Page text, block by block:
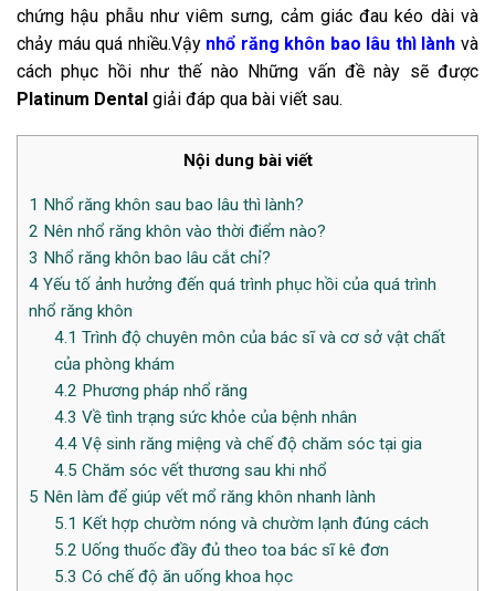
chứng hậu phẫu như viêm sưng, cảm giác đau kéo dài và
chảy máu quá nhiều.Vậy nhổ răng khôn bao lâu thì lành và
cách phục hồi như thế nào Những vấn đề này sẽ được
Platinum Dental giải đáp qua bài viết sau.
Nội dung bài viết
1 Nhổ răng khôn sau bao lâu thì lành?
2 Nên nhổ răng khôn vào thời điểm nào?
3 Nhổ răng khôn bao lâu cắt chỉ?
4 Yếu tố ảnh hưởng đến quá trình phục hồi của quá trình
nhổ răng khôn
4.1 Trình độ chuyên môn của bác sĩ và cơ sở vật chất
của phòng khám
4.2 Phương pháp nhổ răng
4.3 Về tình trạng sức khỏe của bệnh nhân
4.4Vệ sinh răng miệng và chế độ chăm sóc tại gia
4.5 Chăm sóc vết thương sau khi nhổ
5 Nên làm để giúp vết mổ răng khôn nhanh lành
5.1 Kết hợp chườm nóng và chườm lạnh đúng cách
5.2 Uống thuốc đầy đủ theo toa bác sĩ kê đơn
5.3 Có chế độ ăn uống khoa học